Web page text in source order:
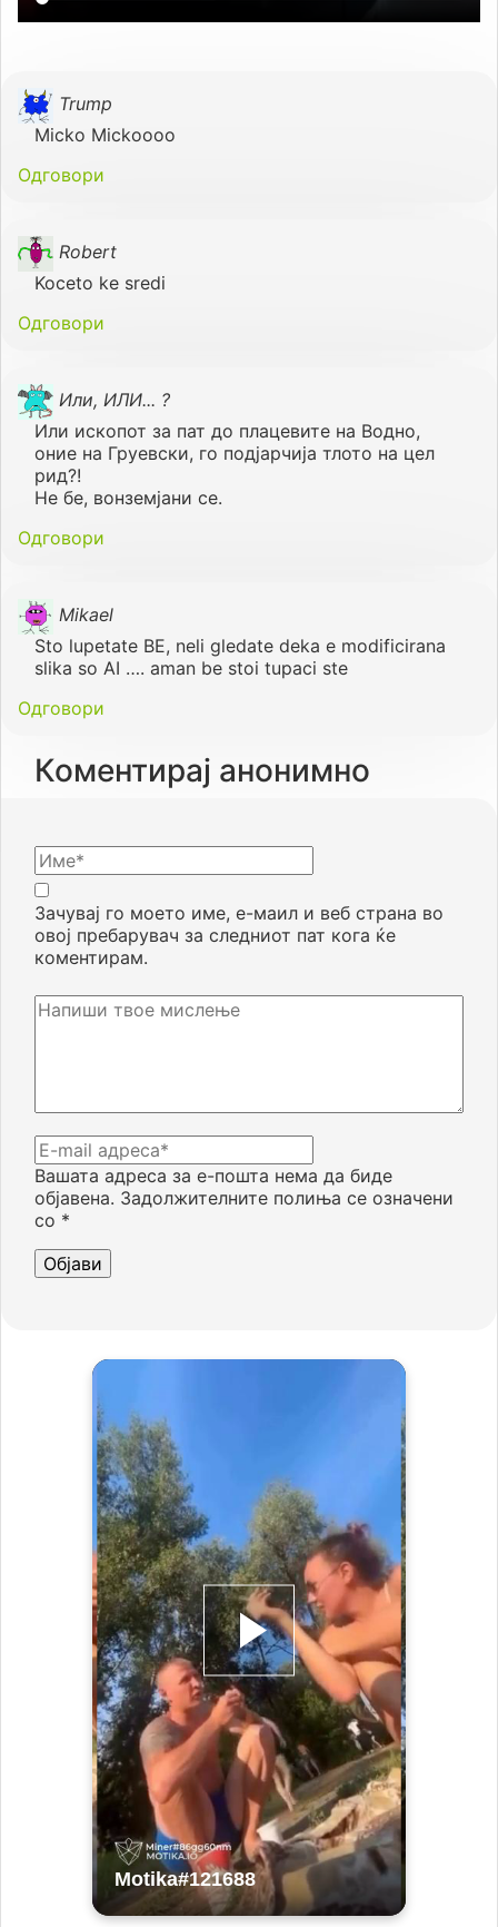
Trump
Micko Mickoooo
Одговори
Robert
Koceto ke sredi
Одговори
Или, ИЛИ... ?
Или ископот за пат до плацевите на Водно,
оние на Груевски, го подјарчија тлото на цел
рид?!
Не бе, вонземјани се.
Одговори
Mikael
Sto lupetate BE, neli gledate deka e modificirana
slika so AI …. aman be stoi tupaci ste
Одговори
Коментирај анонимно
Вашата адреса за е-пошта нема да биде
објавена. Задолжителните полиња се означени
со *
Зачувај го моето име, е-маил и веб страна во
овој пребарувач за следниот пат кога ќе
коментирам.